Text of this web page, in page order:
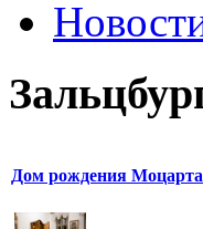
Дом рождения Моцарта